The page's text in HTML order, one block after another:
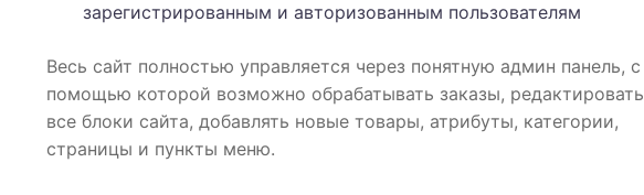
зарегистрированным и авторизованным пользователям
Весь сайт полностью управляется через понятную админ панель, с
помощью которой возможно обрабатывать заказы, редактировать
все блоки сайта, добавлять новые товары, атрибуты, категории,
страницы и пункты меню.